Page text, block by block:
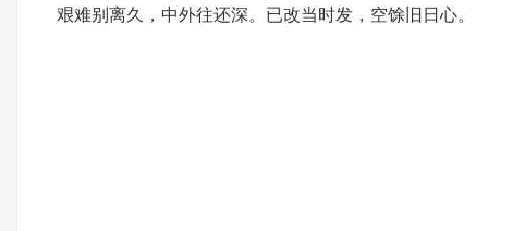
艰难别离久，中外往还深。已改当时发，空馀旧日心。